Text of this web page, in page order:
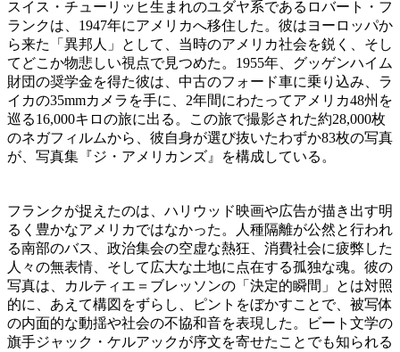
スイス・チューリッヒ生まれのユダヤ系であるロバート・フ
ランクは、1947年にアメリカへ移住した。彼はヨーロッパか
ら来た「異邦人」として、当時のアメリカ社会を鋭く、そし
てどこか物悲しい視点で見つめた。1955年、グッゲンハイム
財団の奨学金を得た彼は、中古のフォード車に乗り込み、ラ
イカの35mmカメラを手に、2年間にわたってアメリカ48州を
巡る16,000キロの旅に出る。この旅で撮影された約28,000枚
のネガフィルムから、彼自身が選び抜いたわずか83枚の写真
が、写真集『ジ・アメリカンズ』を構成している。
フランクが捉えたのは、ハリウッド映画や広告が描き出す明
るく豊かなアメリカではなかった。人種隔離が公然と行われ
る南部のバス、政治集会の空虚な熱狂、消費社会に疲弊した
人々の無表情、そして広大な土地に点在する孤独な魂。彼の
写真は、カルティエ＝ブレッソンの「決定的瞬間」とは対照
的に、あえて構図をずらし、ピントをぼかすことで、被写体
の内面的な動揺や社会の不協和音を表現した。ビート文学の
旗手ジャック・ケルアックが序文を寄せたことでも知られる